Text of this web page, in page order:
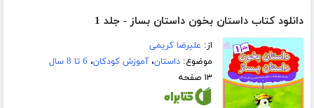
دانلود کتاب داستان بخون داستان بساز - جلد 1
از: علیرضا کریمی
موضوع:داستان،آموزش کودکان، 6 تا 8 سال
۱۳ صفحه